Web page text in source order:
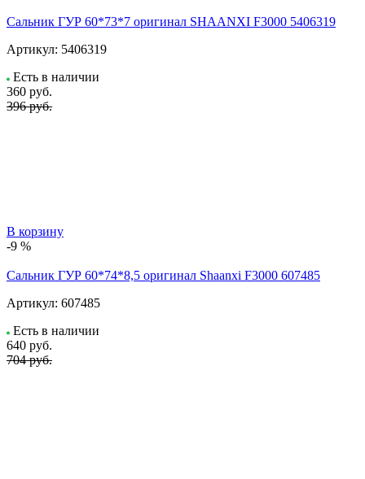
Сальник ГУР 60*73*7 оригинал SHAANXI F3000 5406319
Артикул: 5406319
Есть в наличии
360 руб.
396 руб.
В корзину
-9 %
Сальник ГУР 60*74*8,5 оригинал Shaanxi F3000 607485
Артикул: 607485
Есть в наличии
640 руб.
704 руб.